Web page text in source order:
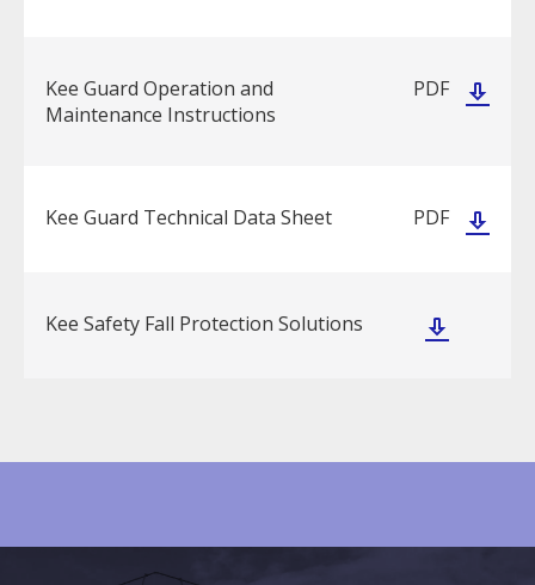
Kee Guard Operation and
Maintenance Instructions
PDF
Kee Guard Technical Data Sheet PDF
Kee Safety Fall Protection Solutions